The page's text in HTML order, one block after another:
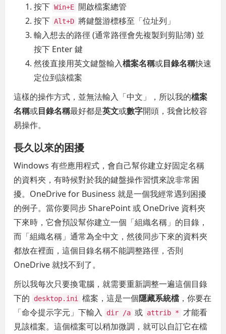
按下 Win+E 開啟檔案總管
按下 Alt+D 將鍵盤游標移至「位址列」
輸入想去的路徑 (通常路徑會先複製到剪貼簿) 並
按下 Enter 鍵
然後直接用英文鍵盤輸入檔案名稱或目錄名稱快速
定位到該檔案
這樣的操作方式，並無法輸入「中文」，所以我的檔案
名稱或目錄名稱最好都是英文或數字開頭，我會比較容
易操作。
長久以來的困擾
Windows 有些應用程式，會自己幫你建立好固定名稱
的資料夾，有時候對於我的鍵盤操作習慣來說非常困
擾。OneDrive for Business 就是一個我經常遇到困擾
的例子。當你要同步 SharePoint 或 OneDrive 資料夾
下來時，它會預設幫你建立一個「組織名稱」的目錄，
而「組織名稱」通常為全中文，然後同步下來的資料夾
都放在裡面，這個目錄名稱不能調整路徑，否則
OneDrive 就找不到了。
所以我每次只要換電腦，就需要重新調整一遍這個目錄
下的
desktop.ini 檔案，這是一個隱藏系統檔 ，你要在
「命令提示字元」下輸入
dir /a 或 attrib * 才能看
見該檔案。這個檔案可以稍加微調，就可以自訂它在檔